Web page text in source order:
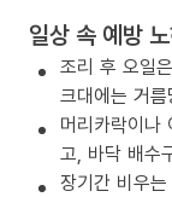
일상 속 예방
조리 후 오일
크대에는 거
머리카락이나
고, 바닥 배수
장기간 비우